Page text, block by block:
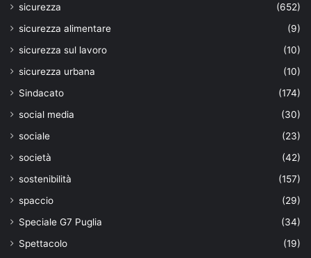
sicurezza
(652)
sicurezza alimentare
(9)
sicurezza sul lavoro
(10)
sicurezza urbana
(10)
Sindacato
(174)
social media
(30)
sociale
(23)
società
(42)
sostenibilità
(157)
spaccio
(29)
Speciale G7 Puglia
(34)
Spettacolo
(19)